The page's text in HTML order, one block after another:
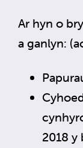
Ar hyn o
a ganlyn:
2018 y